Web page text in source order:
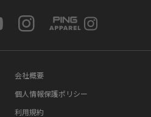
会社概要
個人情報保護ポリシー
利用規約